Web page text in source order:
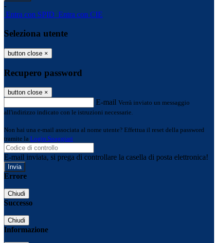
-
Entra con SPID Entra con CIE
Seleziona utente
button close ×
Recupero password
button close ×
E-mail Verrà inviato un messaggio
all'indirizzo indicato con le istruzioni necessarie.
Non hai una e-mail associata al nome utente? Effettua il reset della password
tramite la Login Spaggiari
E-mail inviata, si prega di controllare la casella di posta elettronica!
Errore
Chiudi
Successo
Chiudi
Informazione